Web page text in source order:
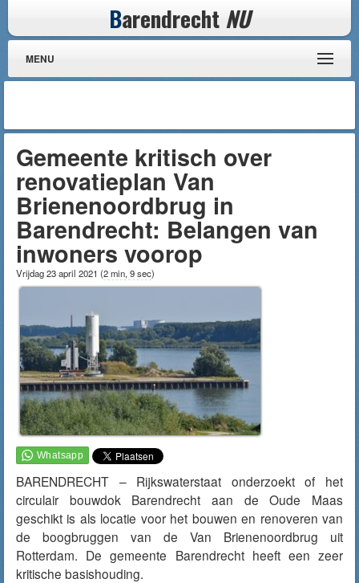
Barendrecht NU
MENU
Gemeente kritisch over
renovatieplan Van
Brienenoordbrug in
Barendrecht: Belangen van
inwoners voorop
Vrijdag 23 april 2021 (2 min, 9 sec)
BARENDRECHT – Rijkswaterstaat onderzoekt of het
circulair bouwdok Barendrecht aan de Oude Maas
geschikt is als locatie voor het bouwen en renoveren van
de boogbruggen van de Van Brienenoordbrug uit
Rotterdam. De gemeente Barendrecht heeft een zeer
kritische basishouding.